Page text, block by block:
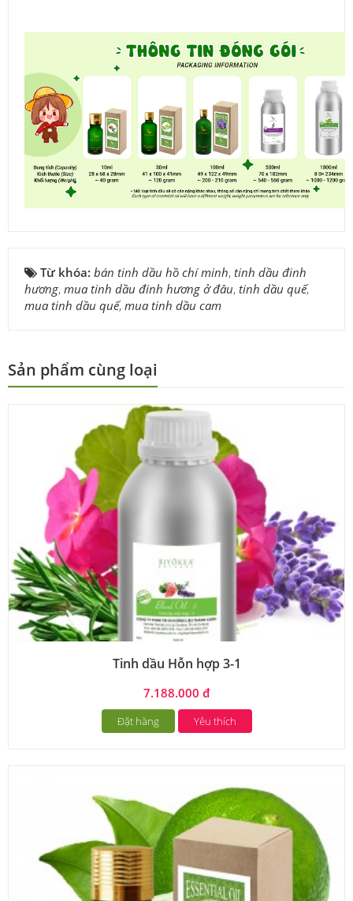
Từ khóa: bán tinh dầu hồ chí minh, tinh dầu đinh
hương, mua tinh dầu đinh hương ở đâu, tinh dầu quế,
mua tinh dầu quế, mua tinh dầu cam
Sản phẩm cùng loại
Tinh dầu Hỗn hợp 3-1
7.188.000 đ
Đặt hàng Yêu thích